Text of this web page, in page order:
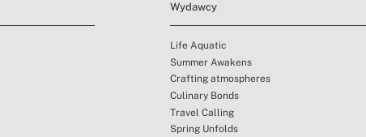
Wydawcy
Life Aquatic
Summer Awakens
Crafting atmospheres
Culinary Bonds
Travel Calling
Spring Unfolds